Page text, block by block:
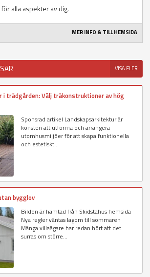
alla aspekter av dig.
MER INFO & TILL HEMSIDA
VISA FLER
i trädgården: Välj träkonstruktioner av hög
Sponsrad artikel Landskapsarkitektur är
konsten att utforma och arrangera
utomhusmiljöer för att skapa funktionella
och estetiskt...
bygglov
Bilden är hämtad från Skidstahus hemsida
Nya regler väntas lagom till sommaren
Många villaägare har redan hört att det
surras om större...